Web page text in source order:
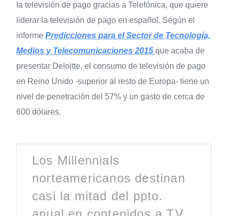
la televisión de pago gracias a Telefónica, que quiere
liderar la televisión de pago en español. Según el
informe Predicciones para el Sector de Tecnología,
Medios y Telecomunicaciones 2015 que acaba de
presentar Deloitte, el consumo de televisión de pago
en Reino Unido -superior al resto de Europa- tiene un
nivel de penetración del 57% y un gasto de cerca de
600 dólares.
Los Millennials
norteamericanos destinan
casi la mitad del ppto.